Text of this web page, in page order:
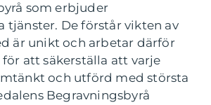
som erbjuder
tjänster. De förstår vikten av
är unikt och arbetar därför
att säkerställa att varje
och utförd med största
Begravningsbyrå